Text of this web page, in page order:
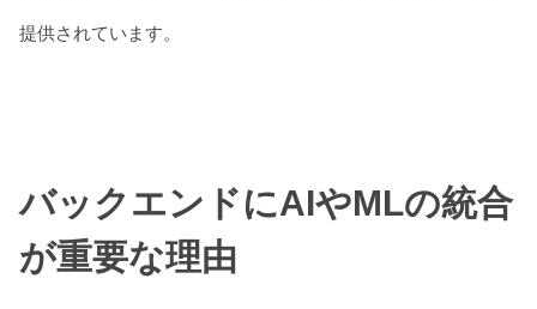
提供されています。
バックエンドにAIやMLの統合
が重要な理由